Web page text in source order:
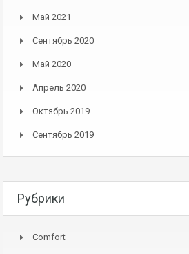
Май 2021
Сентябрь 2020
Май 2020
Апрель 2020
Октябрь 2019
Сентябрь 2019
Рубрики
Comfort